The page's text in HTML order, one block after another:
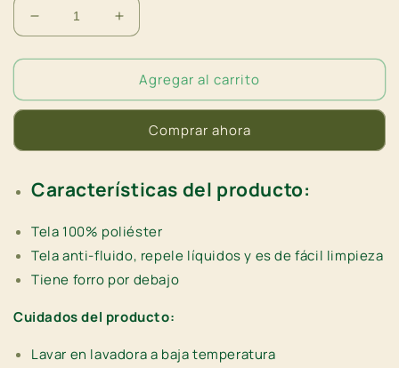
Reducir
cantidad
para
de
Aumentar
cantidad
para
Camino
de
Mangrove
Agregar al carrito
Comprar ahora
Características del producto:
Tela 100% poliéster
Tela anti-fluido, repele líquidos y es de fácil limpieza
Tiene forro por debajo
Cuidados del producto:
Lavar en lavadora a baja temperatura